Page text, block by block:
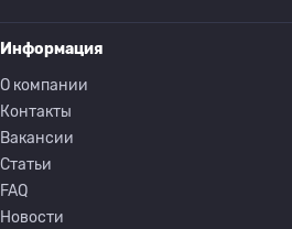
Информация
О компании
Контакты
Вакансии
Статьи
FAQ
Новости